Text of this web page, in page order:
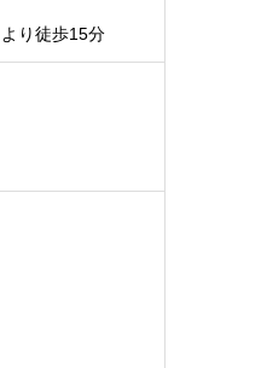
り徒歩15分